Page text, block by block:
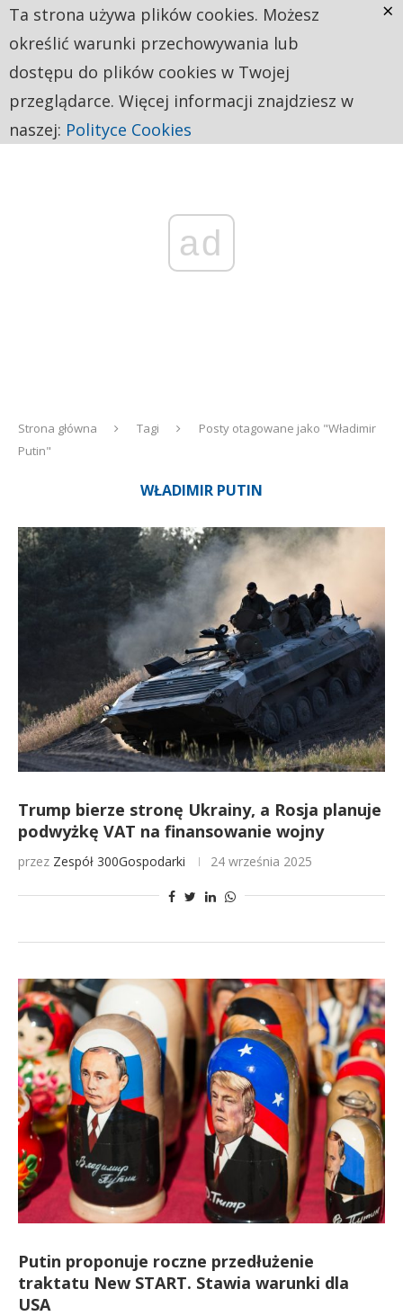
ad
Strona główna Tagi
Posty otagowane jako "Władimir
Putin"
WŁADIMIR PUTIN
Trump bierze stronę Ukrainy, a Rosja planuje
podwyżkę VAT na finansowanie wojny
przez Zespół 300Gospodarki 24 września 2025
Putin proponuje roczne przedłużenie
traktatu New START. Stawia warunki dla
USA
Ta strona używa plików cookies. Możesz
określić warunki przechowywania lub
dostępu do plików cookies w Twojej
przeglądarce. Więcej informacji znajdziesz w
naszej: Polityce Cookies
×